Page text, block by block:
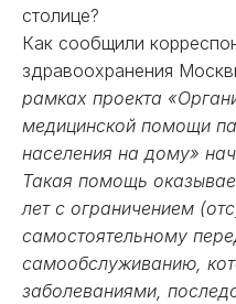
столице?
Как сообщили
здравоохранения
рамках проекта
медицинской помощи
населения на дому»
Такая помощь
лет с ограничением
самостоятельному
самообслуживанию,
заболеваниями,